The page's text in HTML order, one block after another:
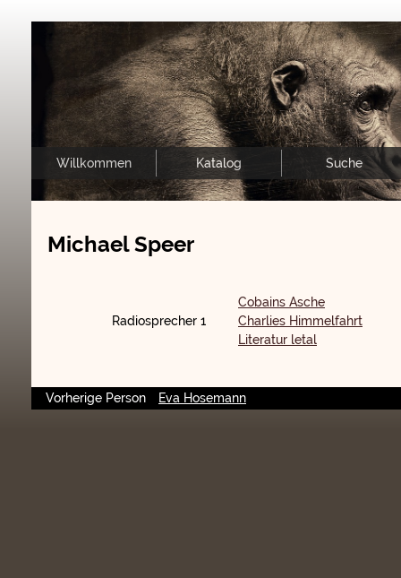
Willkommen Katalog Suche
Michael Speer
Cobains Asche
Radiosprecher 1
Charlies Himmelfahrt
Literatur letal
Vorherige Person Eva Hosemann